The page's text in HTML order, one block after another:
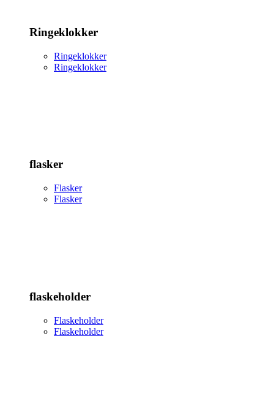
Ringeklokker
Ringeklokker
Ringeklokker
flasker
Flasker
Flasker
flaskeholder
Flaskeholder
Flaskeholder